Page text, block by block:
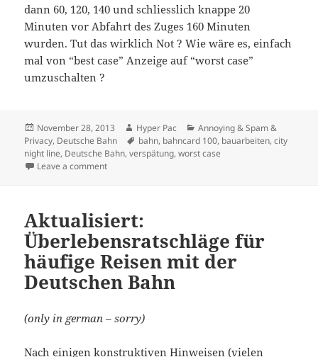
dann 60, 120, 140 und schliesslich knappe 20
Minuten vor Abfahrt des Zuges 160 Minuten
wurden. Tut das wirklich Not ? Wie wäre es, einfach
mal von “best case” Anzeige auf “worst case”
umzuschalten ?
Posted
on
November 28, 2013 Author
Hyper Pac Categories
Annoying & Spam &
Privacy, Deutsche Bahn Tags
bahn, bahncard 100, bauarbeiten,city
night line, Deutsche Bahn,verspätung,worst case
Leave a commenton 160 Minuten…
Aktualisiert:
Überlebensratschläge für
häufige Reisen mit der
Deutschen Bahn
(only in german – sorry)
Nach einigen konstruktiven Hinweisen (vielen